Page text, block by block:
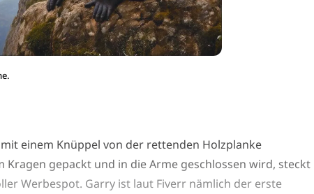
einem Knüppel von der rettenden Holzplanke
Kragen gepackt und in die Arme geschlossen wird, steckt
Werbespot. Garry ist laut Fiverr nämlich der erste